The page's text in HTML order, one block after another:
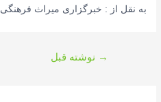
به نقل از : خبرگزاری میراث فرهنگی
→ نوشته قبل